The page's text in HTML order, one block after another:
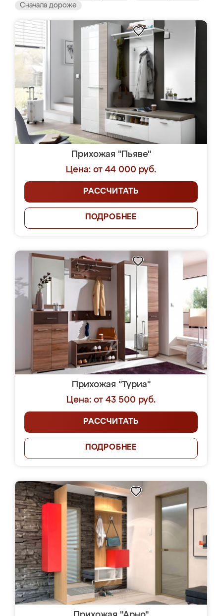
Сначала дороже
Прихожая "Пьяве"
Цена: от 44 000 руб.
РАССЧИТАТЬ
ПОДРОБНЕЕ
Прихожая "Туриа"
Цена: от 43 500 руб.
РАССЧИТАТЬ
ПОДРОБНЕЕ